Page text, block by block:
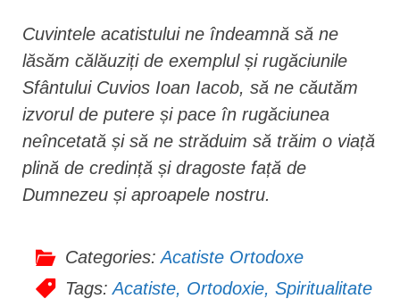
Cuvintele acatistului ne îndeamnă să ne
lăsăm călăuziți de exemplul și rugăciunile
Sfântului Cuvios Ioan Iacob, să ne căutăm
izvorul de putere și pace în rugăciunea
neîncetată și să ne străduim să trăim o viață
plină de credință și dragoste față de
Dumnezeu și aproapele nostru.
Categories:Acatiste Ortodoxe
Tags:Acatiste, Ortodoxie, Spiritualitate